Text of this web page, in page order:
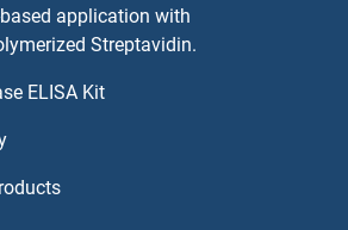
application with
Streptavidin.
ELISA Kit